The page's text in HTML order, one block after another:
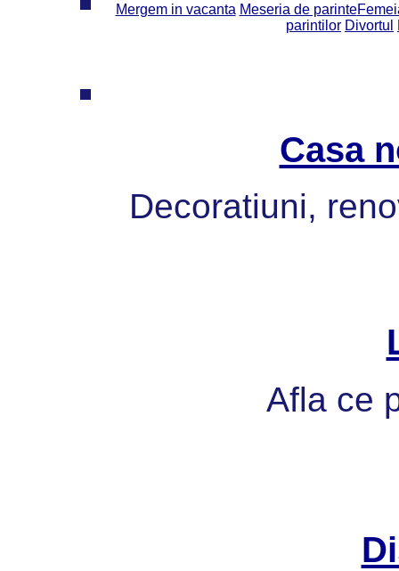
Mergem in vacanta Meseria de parinte
parintilor Divortul
Casa
Decoratiuni,
Afla ce